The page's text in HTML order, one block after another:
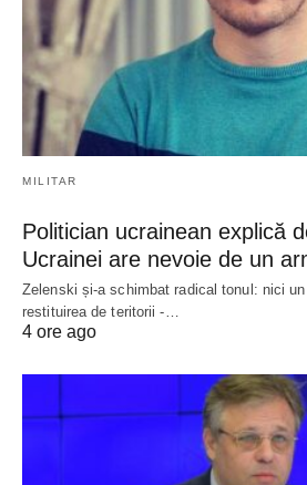
MILITAR
Politician ucrainean explică
Ucrainei are nevoie de un
Zelenski și-a schimbat radical tonul: nici
restituirea de teritorii -…
4 ore ago